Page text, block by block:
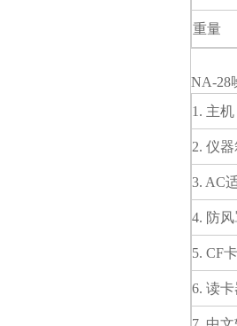
重量
NA-28
1. 主
2. 仪
3. AC
4. 防风
5. CF卡
6. 读